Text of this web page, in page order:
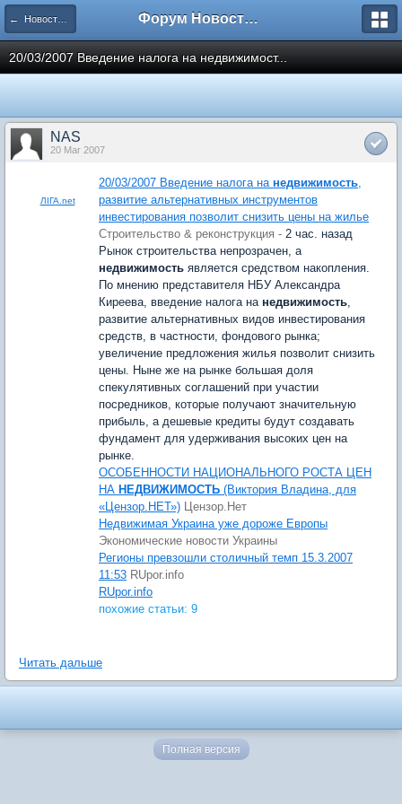
← Новости рынка недвижимости Форум Новостройки
20/03/2007 Введение налога на недвижимост...
NAS
20 Mar 2007
ЛІГА.net
20/03/2007 Введение налога на недвижимость,
развитие альтернативных инструментов
инвестирования позволит снизить цены на жилье
Строительство & реконструкция - 2 час. назад
Рынок строительства непрозрачен, а
недвижимость является средством накопления.
По мнению представителя НБУ Александра
Киреева, введение налога на недвижимость,
развитие альтернативных видов инвестирования
средств, в частности, фондового рынка;
увеличение предложения жилья позволит снизить
цены. Ныне же на рынке большая доля
спекулятивных соглашений при участии
посредников, которые получают значительную
прибыль, а дешевые кредиты будут создавать
фундамент для удерживания высоких цен на
рынке.
ОСОБЕННОСТИ НАЦИОНАЛЬНОГО РОСТА ЦЕН
НА НЕДВИЖИМОСТЬ (Виктория Владина, для
«Цензор.НЕТ») Цензор.Нет
Недвижимая Украина уже дороже Европы
Экономические новости Украины
Регионы превзошли столичный темп 15.3.2007
11:53 RUpor.info
RUpor.info
похожие статьи: 9
Читать дальше
Полная версия